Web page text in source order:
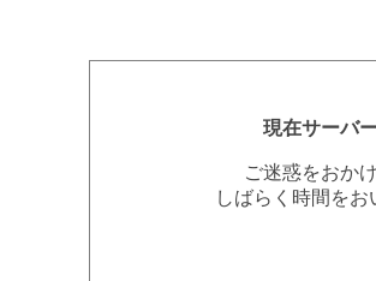
現在サーバ
ご迷惑をおか
しばらく時間を